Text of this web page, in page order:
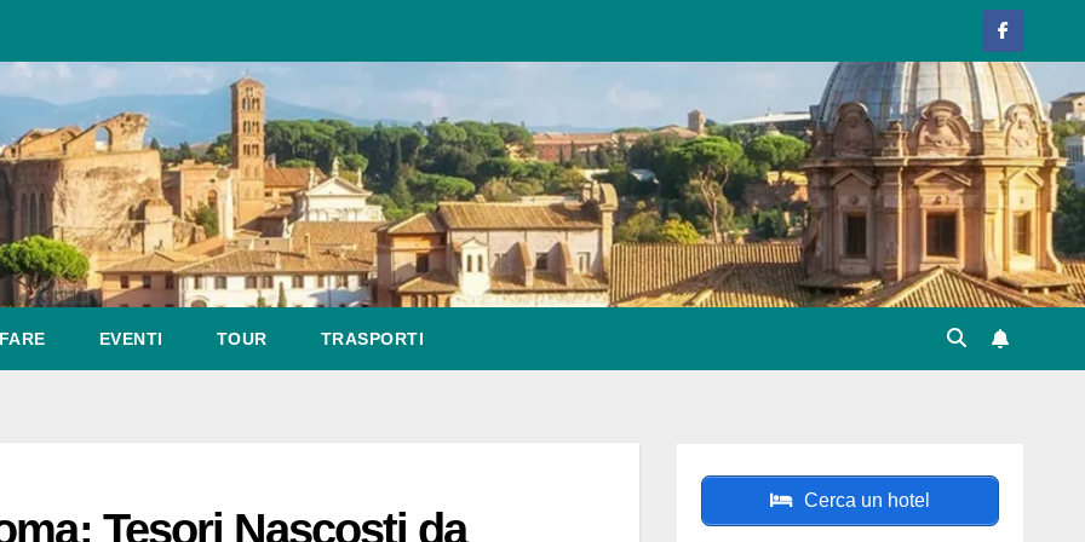
EVENTI TOUR TRASPORTI
Tesori Nascosti da
Cerca un hotel